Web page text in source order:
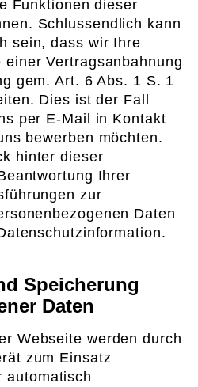
Funktionen dieser
Schlussendlich kann
sein, dass wir Ihre
Vertragsanbahnung
gem. Art. 6 Abs. 1 S. 1
Dies ist der Fall
per E-Mail in Kontakt
bewerben möchten.
hinter dieser
Ihrer
zur
Daten
Speicherung
Daten
Webseite werden durch
zum Einsatz
automatisch